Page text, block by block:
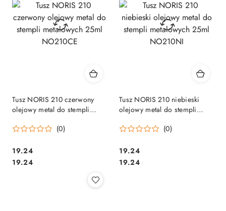
Tusz NORIS 210 czerwony
olejowy metal do stempli
(0)
Cena:
19.24
Cena:
19.24
Tusz NORIS 210 niebieski
olejowy metal do stempli
(0)
Cena:
19.24
Cena:
19.24